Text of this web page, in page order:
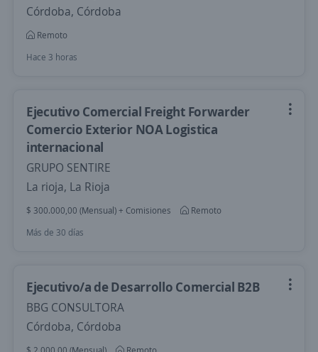
Córdoba, Córdoba
Remoto
Hace 3 horas
Ejecutivo Comercial Freight Forwarder
Comercio Exterior NOA Logistica
internacional
GRUPO SENTIRE
La rioja, La Rioja
$ 300.000,00 (Mensual) + Comisiones
Remoto
Más de 30 días
Ejecutivo/a de Desarrollo Comercial B2B
BBG CONSULTORA
Córdoba, Córdoba